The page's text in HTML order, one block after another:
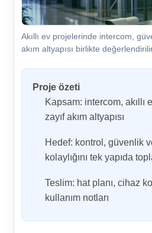
Akıllı ev projelerinde intercom,
akım altyapısı birlikte
Proje özeti
Kapsam: intercom, akıllı
zayıf akım altyapısı
Hedef: kontrol, güvenlik
kolaylığını tek yapıda
Teslim: hat planı, cihaz
kullanım notları